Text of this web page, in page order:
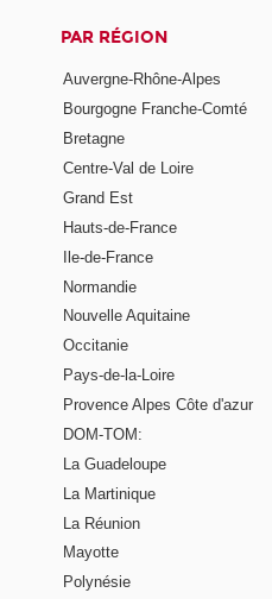
PAR RÉGION
Auvergne-Rhône-Alpes
Bourgogne Franche-Comté
Bretagne
Centre-Val de Loire
Grand Est
Hauts-de-France
Ile-de-France
Normandie
Nouvelle Aquitaine
Occitanie
Pays-de-la-Loire
Provence Alpes Côte d'azur
DOM-TOM:
La Guadeloupe
La Martinique
La Réunion
Mayotte
Polynésie